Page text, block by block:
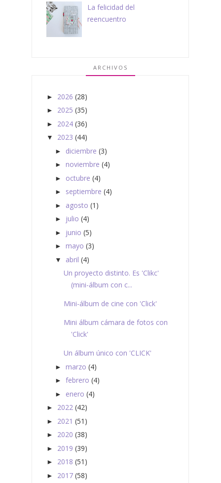
La felicidad del
reencuentro
ARCHIVOS
► 2026 (28)
► 2025 (35)
► 2024 (36)
▼ 2023 (44)
► diciembre (3)
► noviembre (4)
► octubre (4)
► septiembre (4)
► agosto (1)
► julio (4)
► junio (5)
► mayo (3)
▼ abril (4)
Un proyecto distinto. Es 'Clikc'
(mini-álbum con c...
Mini-álbum de cine con 'Click'
Mini álbum cámara de fotos con
'Click'
Un álbum único con 'CLICK'
► marzo (4)
► febrero (4)
► enero (4)
► 2022 (42)
► 2021 (51)
► 2020 (38)
► 2019 (39)
► 2018 (51)
► 2017 (58)